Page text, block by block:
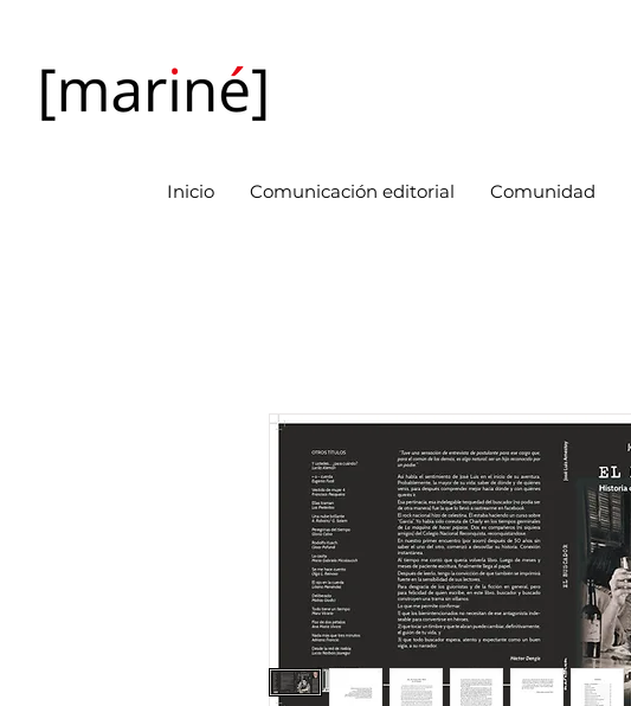
Inicio Comunicación editorial Comunidad